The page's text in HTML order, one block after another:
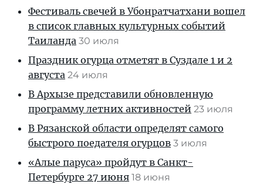
Фестиваль свечей в Убонратчатхани вошел
в список главных культурных событий
Таиланда 30 июля
Праздник огурца отметят в Суздале 1 и 2
августа 24 июля
В Архызе представили обновленную
программу летних активностей 23 июля
В Рязанской области определят самого
быстрого поедателя огурцов 3 июля
«Алые паруса» пройдут в Санкт-
Петербурге 27 июня 18 июня